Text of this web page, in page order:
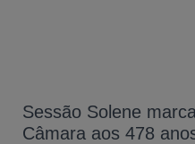
Sessão Solene
Câmara aos 478